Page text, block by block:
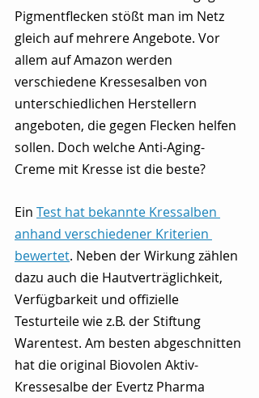
Pigmentflecken stößt man im Netz
gleich auf mehrere Angebote. Vor
allem auf Amazon werden
verschiedene Kressesalben von
unterschiedlichen Herstellern
angeboten, die gegen Flecken helfen
sollen. Doch welche Anti-Aging-
Creme mit Kresse ist die beste?
Ein Test hat bekannte Kressalben
anhand verschiedener Kriterien
bewertet. Neben der Wirkung zählen
dazu auch die Hautverträglichkeit,
Verfügbarkeit und offizielle
Testurteile wie z.B. der Stiftung
Warentest. Am besten abgeschnitten
hat die original Biovolen Aktiv-
Kressesalbe der Evertz Pharma